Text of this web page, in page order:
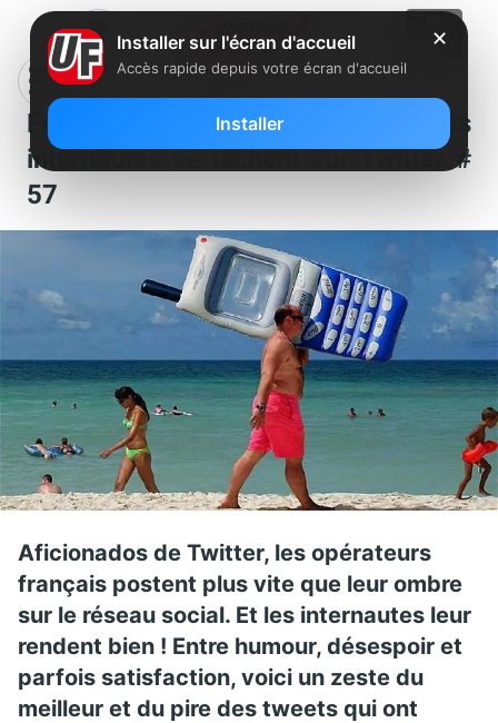
Free, SFR, Orange et Bouygues : Les
internautes se lâchent sur Twitter #
57
Aficionados de Twitter, les opérateurs
français postent plus vite que leur ombre
sur le réseau social. Et les internautes leur
rendent bien ! Entre humour, désespoir et
parfois satisfaction, voici un zeste du
meilleur et du pire des tweets qui ont
✕
Installer sur l'écran d'accueil
Accès rapide depuis votre écran d'accueil
Installer